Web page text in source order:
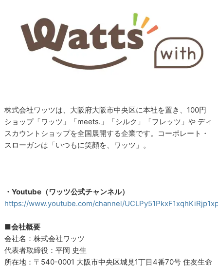
株式会社ワッツは、大阪府大阪市中央区に本社を置き、100円
ショップ「ワッツ」「meets.」「シルク」「フレッツ」や ディ
スカウントショップを全国展開する企業です。コーポレート・
スローガンは「いつもに笑顔を、ワッツ」。
・Youtube（ワッツ公式チャンネル）
https://www.youtube.com/channel/
■会社概要
会社名：株式会社ワッツ
代表者取締役：平岡 史生
所在地：〒540-0001 大阪市中央区城見1丁目4番70号 住友生命